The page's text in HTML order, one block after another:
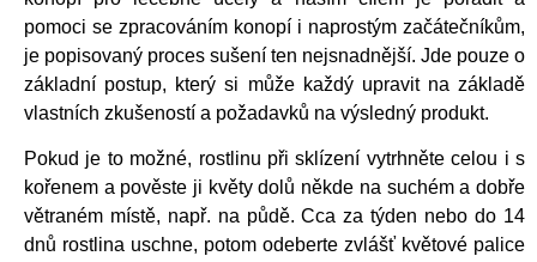
pomoci se zpracováním konopí i naprostým začátečníkům,
je popisovaný proces sušení ten nejsnadnější. Jde pouze o
základní postup, který si může každý upravit na základě
vlastních zkušeností a požadavků na výsledný produkt.
Pokud je to možné, rostlinu při sklízení vytrhněte celou i s
kořenem a pověste ji květy dolů někde na suchém a dobře
větraném místě, např. na půdě. Cca za týden nebo do 14
dnů rostlina uschne, potom odeberte zvlášť květové palice